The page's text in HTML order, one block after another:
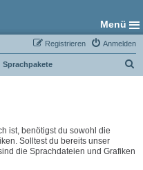
Menü
Anmelden
Registrieren
Sprachpakete
ist, benötigst du sowohl die
Solltest du bereits unser
die Sprachdateien und Grafiken